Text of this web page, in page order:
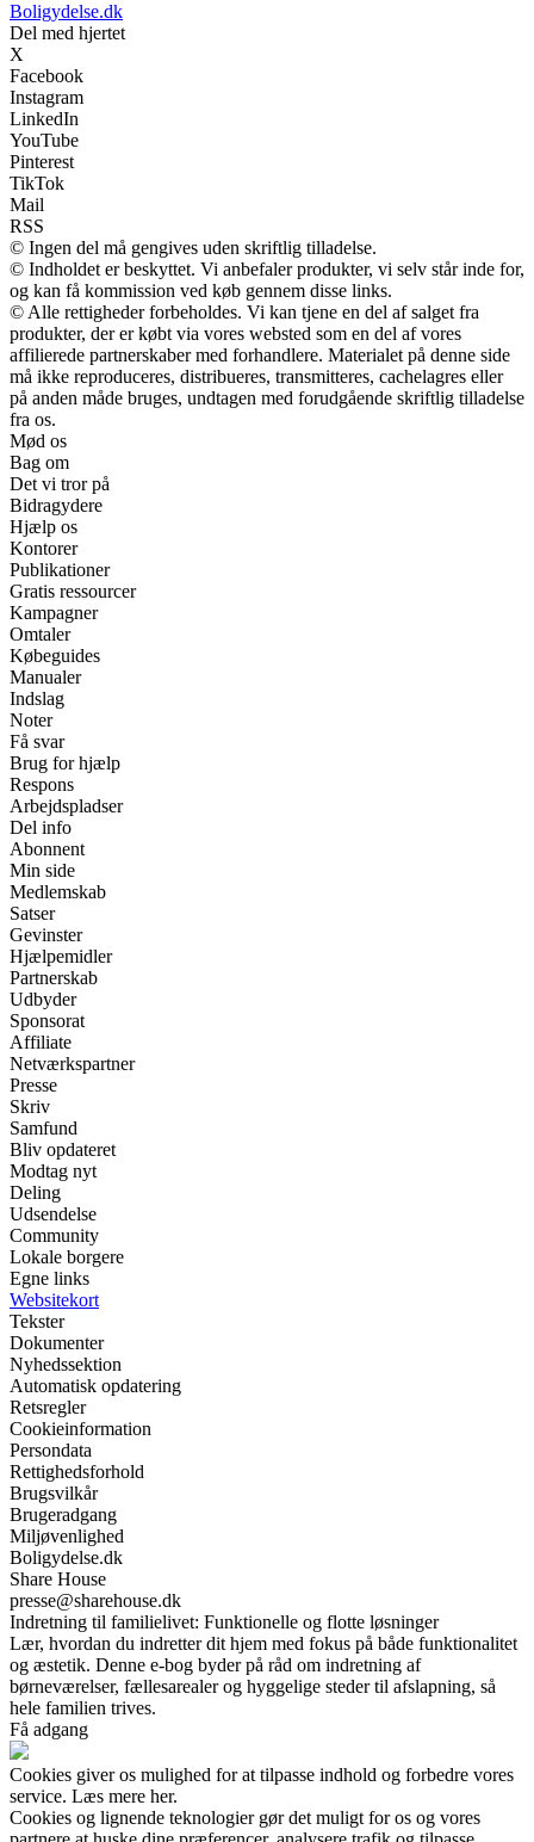
Boligydelse.dk
Del med hjertet
X
Facebook
Instagram
LinkedIn
YouTube
Pinterest
TikTok
Mail
RSS
© Ingen del må gengives uden skriftlig tilladelse.
© Indholdet er beskyttet. Vi anbefaler produkter, vi selv står inde for,
og kan få kommission ved køb gennem disse links.
© Alle rettigheder forbeholdes. Vi kan tjene en del af salget fra
produkter, der er købt via vores websted som en del af vores
affilierede partnerskaber med forhandlere. Materialet på denne side
må ikke reproduceres, distribueres, transmitteres, cachelagres eller
på anden måde bruges, undtagen med forudgående skriftlig tilladelse
fra os.
Mød os
Bag om
Det vi tror på
Bidragydere
Hjælp os
Kontorer
Publikationer
Gratis ressourcer
Kampagner
Omtaler
Købeguides
Manualer
Indslag
Noter
Få svar
Brug for hjælp
Respons
Arbejdspladser
Del info
Abonnent
Min side
Medlemskab
Satser
Gevinster
Hjælpemidler
Partnerskab
Udbyder
Sponsorat
Affiliate
Netværkspartner
Presse
Skriv
Samfund
Bliv opdateret
Modtag nyt
Deling
Udsendelse
Community
Lokale borgere
Egne links
Websitekort
Tekster
Dokumenter
Nyhedssektion
Automatisk opdatering
Retsregler
Cookieinformation
Persondata
Rettighedsforhold
Brugsvilkår
Brugeradgang
Miljøvenlighed
Boligydelse.dk
Share House
presse@sharehouse.dk
Indretning til familielivet: Funktionelle og flotte løsninger
Lær, hvordan du indretter dit hjem med fokus på både funktionalitet
og æstetik. Denne e-bog byder på råd om indretning af
børneværelser, fællesarealer og hyggelige steder til afslapning, så
hele familien trives.
Få adgang
Cookies giver os mulighed for at tilpasse indhold og forbedre vores
service. Læs mere her.
Cookies og lignende teknologier gør det muligt for os og vores